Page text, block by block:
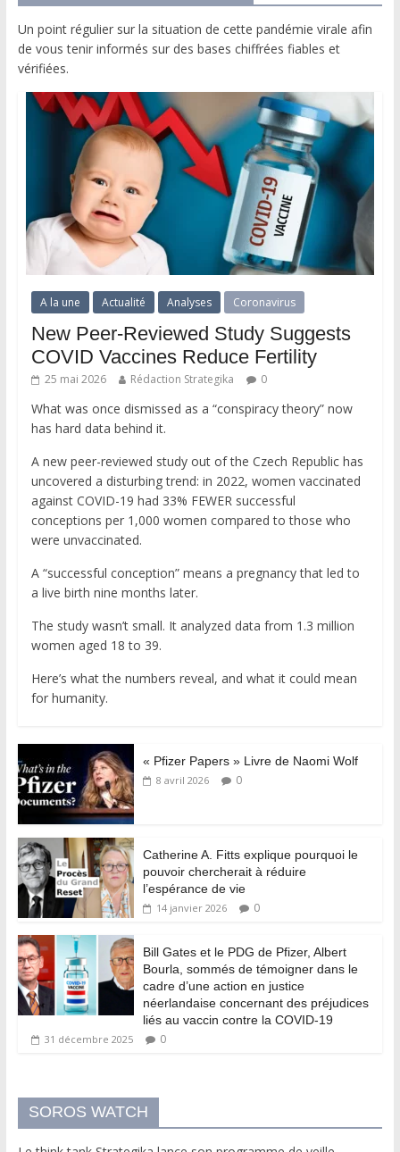
Un point régulier sur la situation de cette pandémie virale afin
de vous tenir informés sur des bases chiffrées fiables et
vérifiées.
A la une Actualité Analyses Coronavirus
New Peer-Reviewed Study Suggests
COVID Vaccines Reduce Fertility
25 mai 2026 Rédaction Strategika 0
What was once dismissed as a “conspiracy theory” now
has hard data behind it.
A new peer-reviewed study out of the Czech Republic has
uncovered a disturbing trend: in 2022, women vaccinated
against COVID-19 had 33% FEWER successful
conceptions per 1,000 women compared to those who
were unvaccinated.
A “successful conception” means a pregnancy that led to
a live birth nine months later.
The study wasn’t small. It analyzed data from 1.3 million
women aged 18 to 39.
Here’s what the numbers reveal, and what it could mean
for humanity.
« Pfizer Papers » Livre de Naomi Wolf
8 avril 2026 0
Catherine A. Fitts explique pourquoi le
pouvoir chercherait à réduire
l’espérance de vie
14 janvier 2026 0
Bill Gates et le PDG de Pfizer, Albert
Bourla, sommés de témoigner dans le
cadre d’une action en justice
néerlandaise concernant des préjudices
liés au vaccin contre la COVID-19
31 décembre 2025 0
SOROS WATCH